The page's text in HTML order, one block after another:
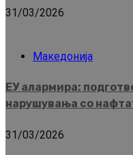
31/03/2026
Македонија
ЕУ алармира:
нарушувања со
31/03/2026